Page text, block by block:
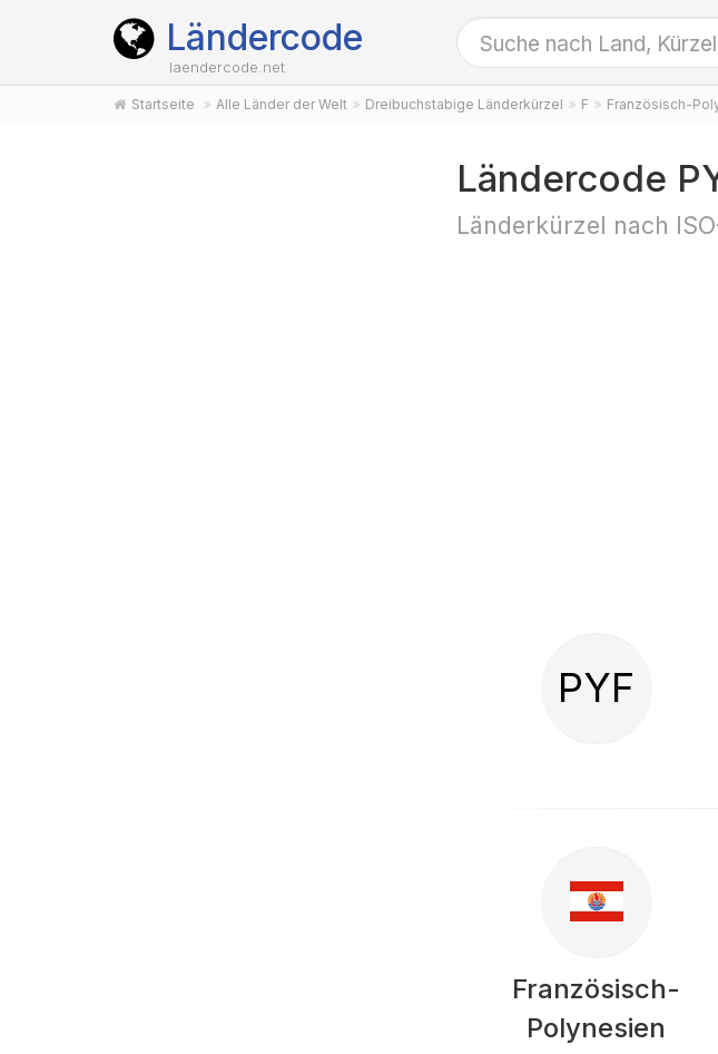
Ländercode
laendercode.net
Startseite Alle Länder der Welt Dreibuchstabige Länderkürzel F Französisch-
Ländercode
Länderkürzel nach
PYF
Französisch-
Polynesien